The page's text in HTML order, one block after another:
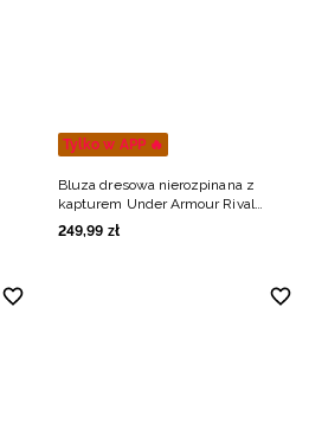
Tylko w APP 🔥
Bluza dresowa nierozpinana z
kapturem Under Armour Rival
Lightweight męska - zielona
249,99 zł
Słowacki / EUR
Ukraiński / UAH